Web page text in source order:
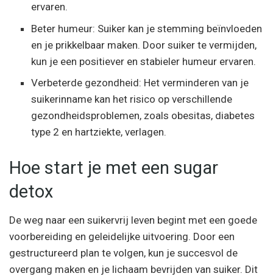
ervaren.
Beter humeur: Suiker kan je stemming beïnvloeden
en je prikkelbaar maken. Door suiker te vermijden,
kun je een positiever en stabieler humeur ervaren.
Verbeterde gezondheid: Het verminderen van je
suikerinname kan het risico op verschillende
gezondheidsproblemen, zoals obesitas, diabetes
type 2 en hartziekte, verlagen.
Hoe start je met een sugar
detox
De weg naar een suikervrij leven begint met een goede
voorbereiding en geleidelijke uitvoering. Door een
gestructureerd plan te volgen, kun je succesvol de
overgang maken en je lichaam bevrijden van suiker. Dit